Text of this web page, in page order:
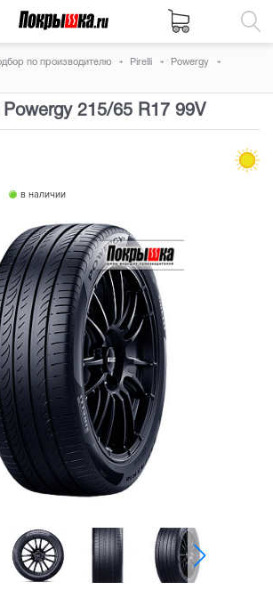
по производителю Pirelli
Powergy
Powergy 215/65 R17 99V
в наличии